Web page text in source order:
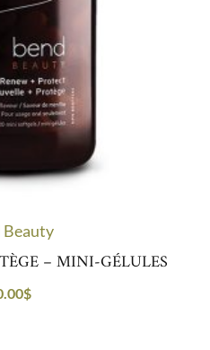
Beauty
– MINI-GÉLULES
$